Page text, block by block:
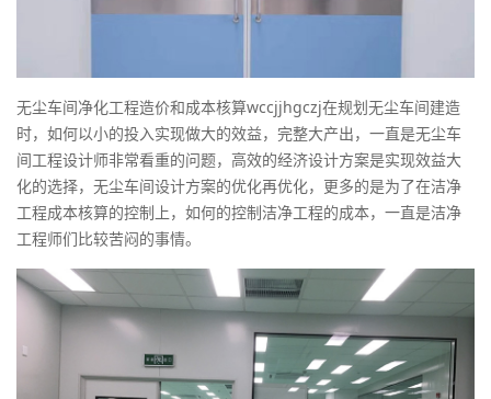
无尘车间净化工程造价和成本核算wccjjhgczj在规划无尘车间建造
时，如何以小的投入实现做大的效益，完整大产出，一直是无尘车
间工程设计师非常看重的问题，高效的经济设计方案是实现效益大
化的选择，无尘车间设计方案的优化再优化，更多的是为了在洁净
工程成本核算的控制上，如何的控制洁净工程的成本，一直是洁净
工程师们比较苦闷的事情。